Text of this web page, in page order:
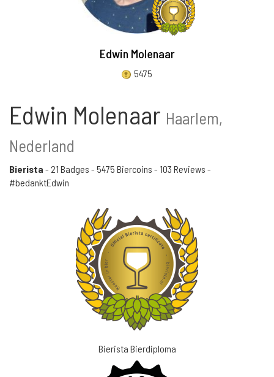
Edwin Molenaar
5475
Edwin Molenaar Haarlem,
Nederland
Bierista - 21 Badges - 5475 Biercoins - 103 Reviews -
#bedanktEdwin
Bierista Bierdiploma